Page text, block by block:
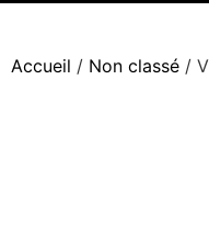
Accueil / Non classé /